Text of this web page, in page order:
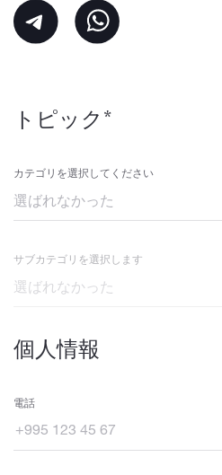
トピック*
カテゴリを選択してください
サブカテゴリを選択します
個人情報
電話